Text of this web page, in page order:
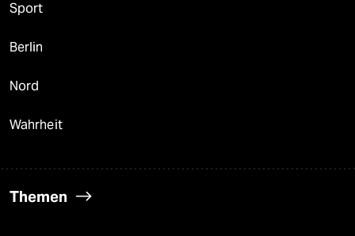
Sport
Berlin
Nord
Wahrheit
Themen